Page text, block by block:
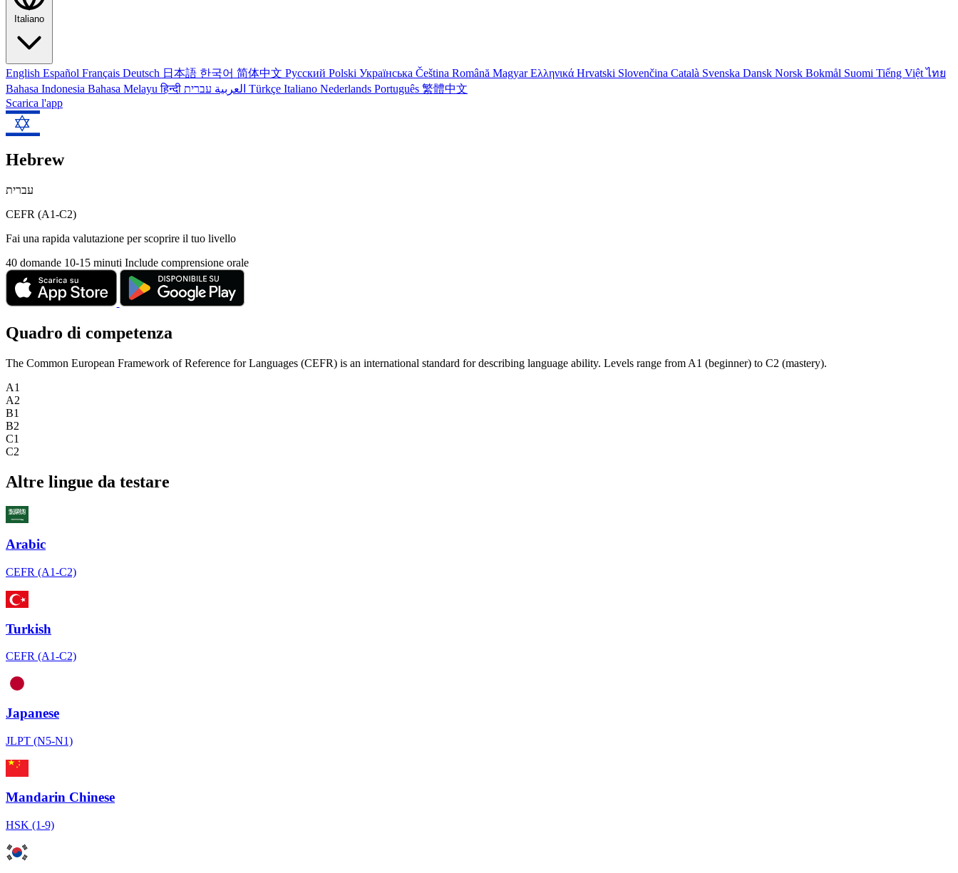
Italiano
English Español Français Deutsch 日本語 한국어 简体中文 Русский Polski Українська Čeština Română MagyarΕλληνικά Hrvatski Slovenčina Català Svenska Dansk Norsk Bokmål Suomi Tiếng Việtไทย
Bahasa Indonesia Bahasa Melayuहिन्दी العربية Türkçe Italiano Nederlands Português 繁體中文
Scarica l'app
Hebrew
עברית
CEFR (A1-C2)
Fai una rapida valutazione per scoprire il tuo livello
40 domande 10-15 minuti Include comprensione orale
Quadro di competenza
The Common European Framework of Reference for Languages (CEFR) is an international standard for describing language ability. Levels range from A1 (beginner) to C2 (mastery).
A1
A2
B1
B2
C1
C2
Altre lingue da testare
Arabic
CEFR (A1-C2)
Turkish
CEFR (A1-C2)
Japanese
JLPT (N5-N1)
Mandarin Chinese
HSK (1-9)